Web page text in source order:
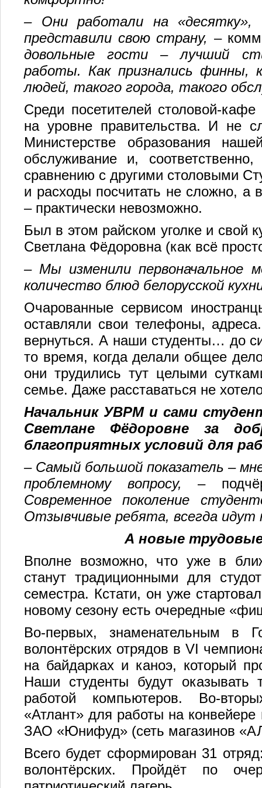
– Они работали на
представили свою страну, –
довольные гости – лучший
работы. Как признались финны,
людей, такого города, такого
Среди посетителей столовой-
на уровне правительства. И не
Министерстве образования
обслуживание и,
сравнению с другими столовыми
и расходы посчитать не сложно, а
– практически невозможно.
Был в этом райском уголке и свой
Светлана Фёдоровна (как всё
– Мы изменили первоначальное
количество блюд белорусской
Очарованные сервисом
оставляли свои телефоны,
вернуться. А наши студенты… до
то время, когда делали общее
они трудились тут целыми
семье. Даже расставаться не
Начальник УВРМ и сами
Светлане Фёдоровне за
благоприятных условий для
– Самый большой показатель –
проблемному вопросу, –
Современное поколение
Отзывчивые ребята, всегда идут
А новые
Вполне возможно, что уже в
станут традиционными для
семестра. Кстати, он уже
новому сезону есть очередные
Во-первых, знаменательным в
волонтёрских отрядов в VI
на байдарках и каноэ, который
Наши студенты будут оказывать
работой компьютеров. Во-
«Атлант» для работы на
ЗАО «Юнифуд» (сеть магазинов
Всего будет сформирован 31
волонтёрских. Пройдёт по